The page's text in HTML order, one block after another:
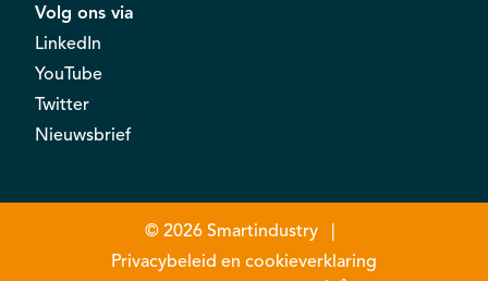
Volg ons via
LinkedIn
YouTube
Twitter
Nieuwsbrief
© 2026 Smartindustry
Privacybeleid en cookieverklaring